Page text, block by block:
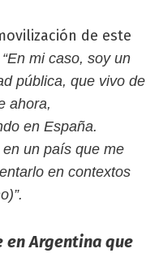
de este
“En mi caso, soy un
pública, que vivo de
ahora,
en España.
un país que me
en contextos
en Argentina que